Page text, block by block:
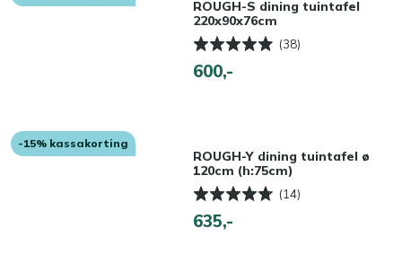
ROUGH-S dining tuintafel
220x90x76cm
(38)
600,-
-15% kassakorting
ROUGH-Y dining tuintafel ø
120cm (h:75cm)
(14)
635,-